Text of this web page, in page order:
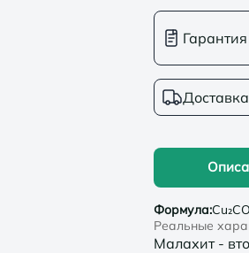
Формула:
Реальные
Малахит -